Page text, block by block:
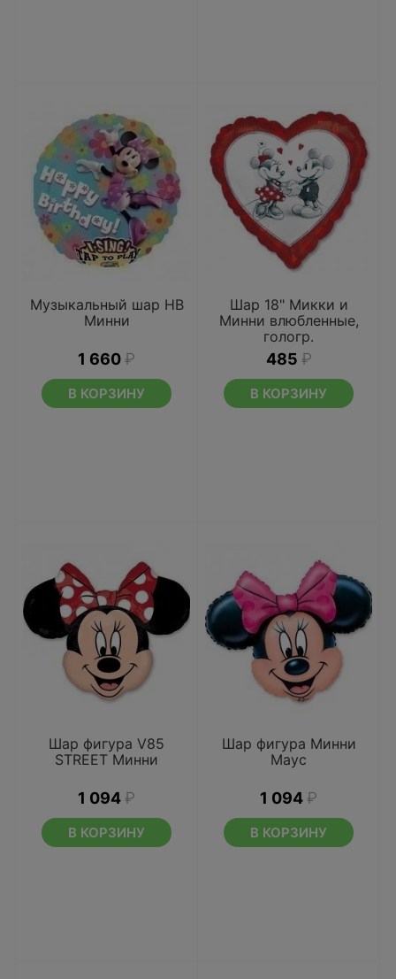
Музыкальный шар НВ
Mинни
1 660 ₽
В КОРЗИНУ
Шар 18" Микки и
Минни влюбленные,
гологр.
485 ₽
В КОРЗИНУ
Шар фигура V85
STREET Минни
1 094 ₽
В КОРЗИНУ
Шар фигура Минни
Маус
1 094 ₽
В КОРЗИНУ